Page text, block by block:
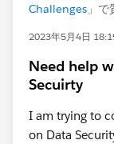
Challenges 」で
2023年5月4日
Need help
Secuirty
I am trying to
on Data